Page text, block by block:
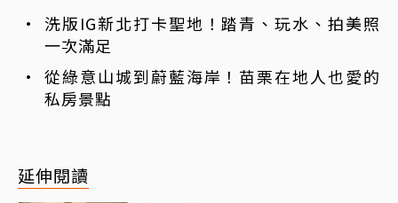
洗版IG新北打卡聖地！踏青、玩水、拍美照
一次滿足
從綠意山城到蔚藍海岸！苗栗在地人也愛的
私房景點
延伸閱讀